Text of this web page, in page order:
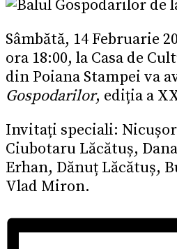
Sâmbătă, 14 Februarie
ora 18:00, la Casa de
din Poiana Stampei va
Gospodarilor, ediția a
Invitați speciali:
Ciubotaru Lăcătuș,
Erhan, Dănuț Lăcătuș,
Vlad Miron.